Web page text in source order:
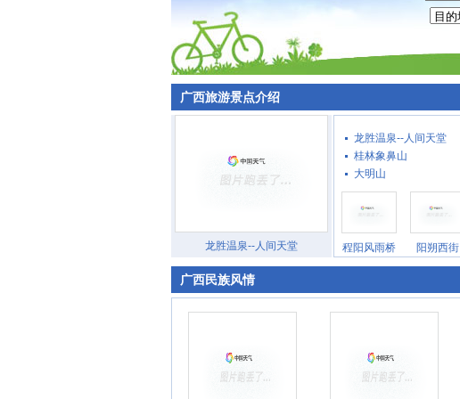
广西旅游景点介绍
龙胜温泉--人间天堂
龙胜温泉--人间天堂
桂林象鼻山
大明山
程阳风雨桥 阳朔西街
广西民族风情